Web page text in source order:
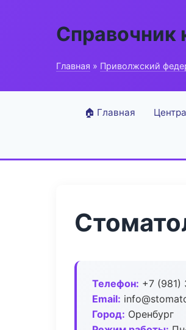
Справочник
Главная » Приволжский
🏠 Главная
Телефон: +7 (981)
Email:
Город: Оренбург